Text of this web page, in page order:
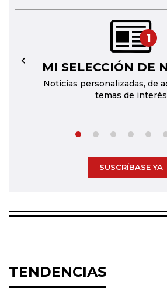
1
MI SELECCIÓN DE
Noticias personalizadas, de
temas de interés
←
SUSCRÍBASE YA
TENDENCIAS